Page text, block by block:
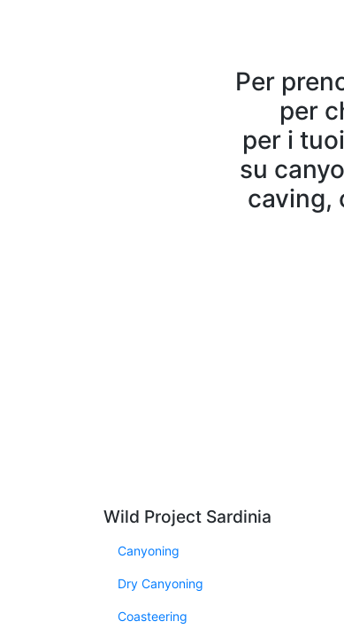
Per
per
per i
su
caving,
Wild Project Sardinia
Canyoning
Dry Canyoning
Coasteering